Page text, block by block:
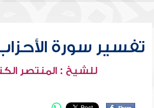
تفسير سورة الأحزاب
للشيخ : المنتصر